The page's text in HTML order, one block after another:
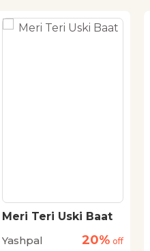
Meri Teri Uski Baat
Yashpal
20% off